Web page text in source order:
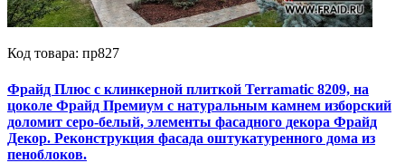
Код товара: пр827
Фрайд Плюс с клинкерной плиткой Terramatic 8209, на
цоколе Фрайд Премиум с натуральным камнем изборский
доломит серо-белый, элементы фасадного декора Фрайд
Декор. Реконструкция фасада оштукатуренного дома из
пеноблоков.